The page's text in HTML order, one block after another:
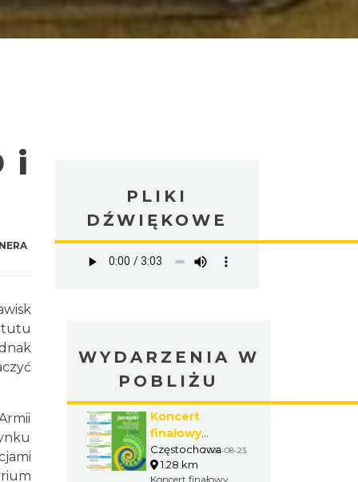
i
PLIKI
DŹWIĘKOWE
WYDARZENIA W
POBLIŻU
Koncert
finałowy
Letniego
Jurajskiego
Częstochowa2026-08-23
1.28 km
Koncert finałowy